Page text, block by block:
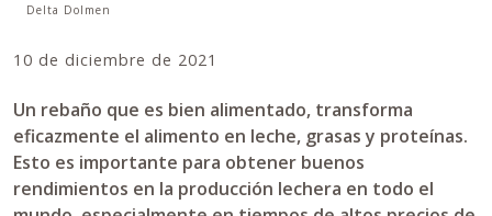
Delta Dolmen
10 de diciembre de 2021
Un rebaño que es bien alimentado, transforma
eficazmente el alimento en leche, grasas y proteínas.
Esto es importante para obtener buenos
rendimientos en la producción lechera en todo el